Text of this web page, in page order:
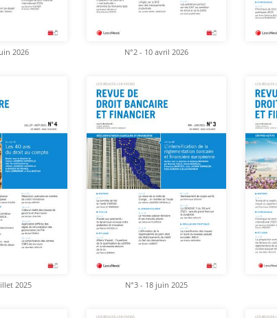
2026 N°2 - 10 avril 2026
2025 N°3 - 18 juin 2025